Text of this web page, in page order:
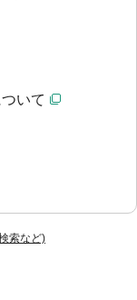
索など)
いて